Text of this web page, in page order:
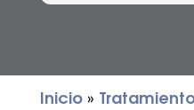
Inicio»